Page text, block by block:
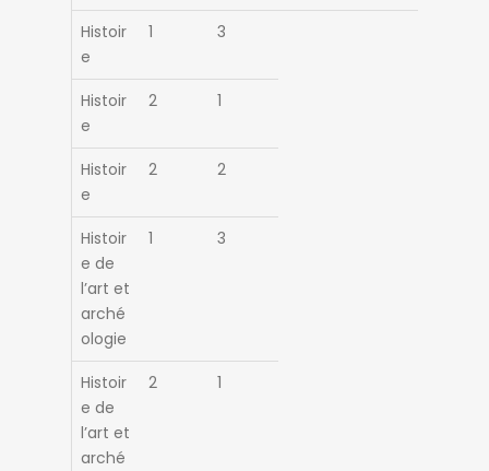
Histoir
e
1 3
Histoir
e
2 1
Histoir
e
2 2
Histoir
e de
l’art et
arché
ologie
1 3
Histoir
e de
l’art et
arché
2 1